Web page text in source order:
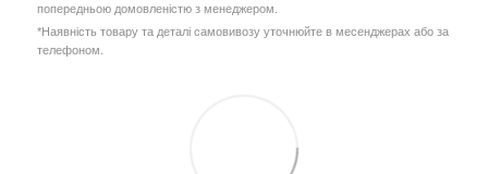
попередньою домовленістю з менеджером.
*Наявність товару та деталі самовивозу уточнюйте в месенджерах або за
телефоном.